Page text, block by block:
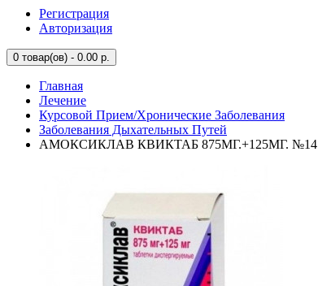
Регистрация
Авторизация
0 товар(ов) - 0.00 р.
Главная
Лечение
Курсовой Прием/Хронические Заболевания
Заболевания Дыхательных Путей
АМОКСИКЛАВ КВИКТАБ 875МГ.+125МГ.